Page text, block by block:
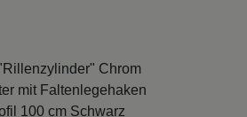
Chrom
mit Faltenlegehaken
100 cm Schwarz